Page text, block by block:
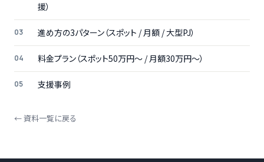
援）
進め方の3パターン（スポット / 月額 / 大型PJ）
料金プラン（スポット50万円〜 / 月額30万円〜）
支援事例
← 資料一覧に戻る